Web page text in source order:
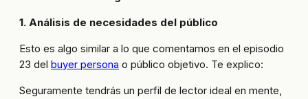
1. Análisis de necesidades del público
Esto es algo similar a lo que comentamos en el episodio
23 del buyer persona o público objetivo. Te explico:
Seguramente tendrás un perfil de lector ideal en mente,